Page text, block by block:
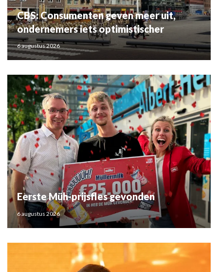
CBS: Consumenten geven meer uit,
ondernemers iets optimistischer
6 augustus 2026
Eerste Müh-prijsfles gevonden
6 augustus 2026